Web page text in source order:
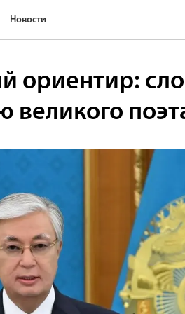
Новости
ориентир:
великого